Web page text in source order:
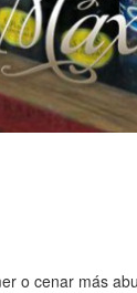
o cenar más